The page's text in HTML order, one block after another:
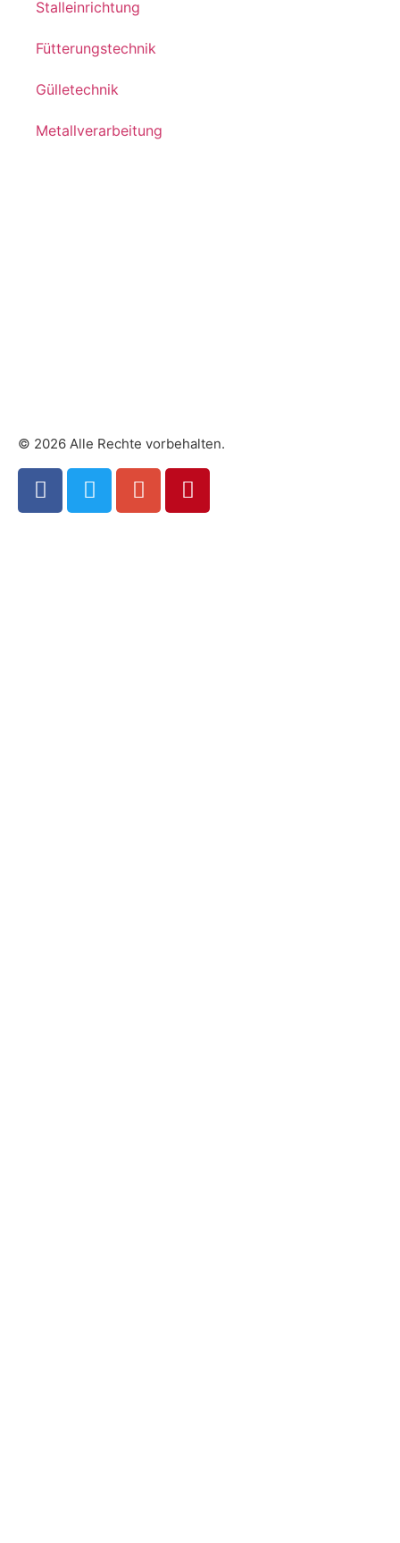
Stalleinrichtung
Fütterungstechnik
Gülletechnik
Metallverarbeitung
© 2026 Alle Rechte vorbehalten.